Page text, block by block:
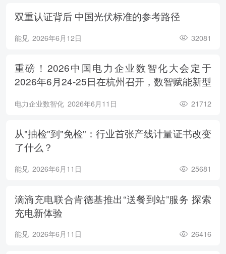
双重认证背后 中国光伏标准的参考路径
能见 2026年6月12日 32081
重磅！2026中国电力企业数智化大会定于
2026年6月24-25日在杭州召开，数智赋能新型
电力企业数智化 2026年6月11日 21712
从"抽检"到"免检"：行业首张产线计量证书改变
了什么？
能见 2026年6月11日 25681
滴滴充电联合肯德基推出“送餐到站”服务 探索
充电新体验
能见 2026年6月11日 26416